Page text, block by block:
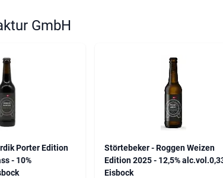
GmbH
Porter Edition
- 10%
Störtebeker - Roggen Weizen
Edition 2025 - 12,5%
Eisbock